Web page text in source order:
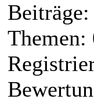
Beiträge:
Themen: